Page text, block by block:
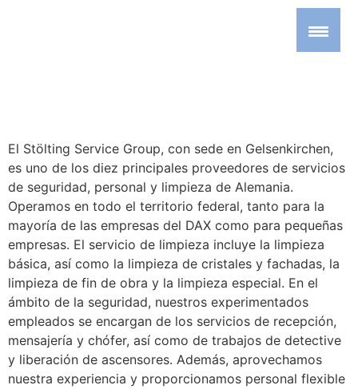
El Stölting Service Group, con sede en Gelsenkirchen,
es uno de los diez principales proveedores de servicios
de seguridad, personal y limpieza de Alemania.
Operamos en todo el territorio federal, tanto para la
mayoría de las empresas del DAX como para pequeñas
empresas. El servicio de limpieza incluye la limpieza
básica, así como la limpieza de cristales y fachadas, la
limpieza de fin de obra y la limpieza especial. En el
ámbito de la seguridad, nuestros experimentados
empleados se encargan de los servicios de recepción,
mensajería y chófer, así como de trabajos de detective
y liberación de ascensores. Además, aprovechamos
nuestra experiencia y proporcionamos personal flexible